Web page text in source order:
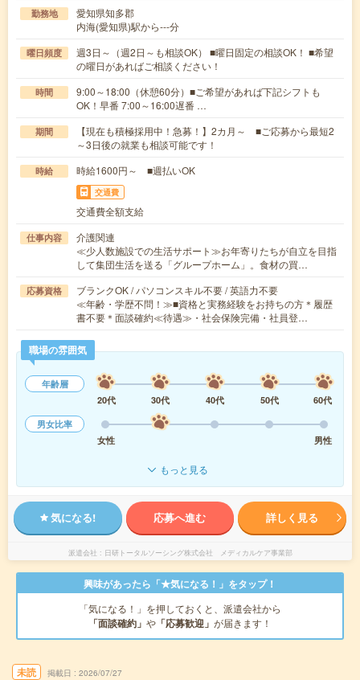
勤務地
愛知県知多郡
内海(愛知県)駅から---分
曜日頻度
週3日～（週2日～も相談OK） ■曜日固定の相談OK！ ■希望
の曜日があればご相談ください！
時間
9:00～18:00（休憩60分）■ご希望があれば下記シフトも
OK！早番 7:00～16:00遅番 …
期間
【現在も積極採用中！急募！】2カ月～ ■ご応募から最短2
～3日後の就業も相談可能です！
時給 時給1600円～ ■週払いOK
交通費
交通費全額支給
仕事内容
介護関連
≪少人数施設での生活サポート≫お年寄りたちが自立を目指
して集団生活を送る「グループホーム」。食材の買…
応募資格
ブランクOK / パソコンスキル不要 / 英語力不要
≪年齢・学歴不問！≫■資格と実務経験をお持ちの方＊履歴
書不要＊面談確約≪待遇≫・社会保険完備・社員登…
職場の雰囲気
年齢層
20代
30代 40代 50代
60代
男女比率
女性
男性
もっと見る
気になる! 応募へ進む 詳しく見る
派遣会社 日研トータルソーシング株式会社 メディカルケア事業部
興味があったら「★気になる！」をタップ！
「気になる！」を押しておくと、派遣会社から
「面談確約」 や 「応募歓迎」 が届きます！
未読 掲載日 2026/07/27